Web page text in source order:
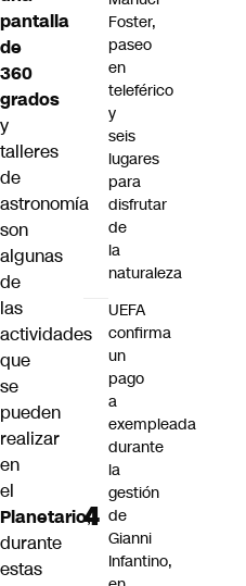
pantalla
de
360
grados
y
talleres
de
astronomía
son
algunas
de
las
actividades
que
se
pueden
realizar
en
el
Planetario,
durante
estas
Foster,
paseo
en
teleférico
y
seis
lugares
para
disfrutar
de
la
naturaleza
UEFA
confirma
un
pago
a
exempleada
durante
la
gestión
de
Gianni
Infantino,